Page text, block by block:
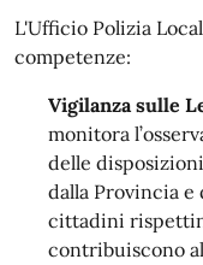
L'Ufficio Polizia
competenze:
Vigilanza sulle
monitora
delle
dalla Provincia e
cittadini
contribuiscono